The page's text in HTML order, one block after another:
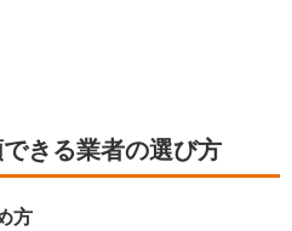
きる業者の選び方
方